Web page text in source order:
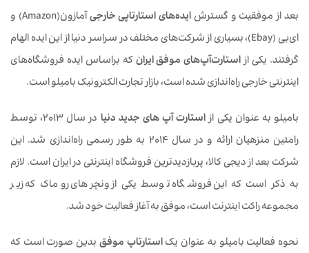
بعد از موفقیت و گسترش ایده‌های استارتاپی خارجی
آمازون(Amazon) و
ای‌بی (Ebay)، بسیاری از شرکت‌های مختلف در سراسر دنیا از این ایده الهام
گرفتند. یکی ازاستارت‌آپ‌های موفق ایرانکه براساس ایده فروشگاه‌های
اینترنتی خارجی راه‌اندازی شده است، بازار تجارت الکترونیک بامیلو است.
بامیلو به عنوان یکی ازاستارت آپ های جدید دنیا
در سال 2013، توسط
رامتین منزهیان ارائه و در سال 2014 به طور رسمی راه‌اندازی شد. این
شرکت بعد از دیجی کالا، پربازدیدترین فروشگاه اینترنتی در ایران است. لازم
به ذکر است که این فروشگاه توسط یکی از ونچرهای روماک که زیر
مجموعه راکت اینترنت است، موفق به آغاز فعالیت خود شد.
نحوه فعالیت بامیلو به عنوان یکاستارتاپ موفق بدین صورت است که